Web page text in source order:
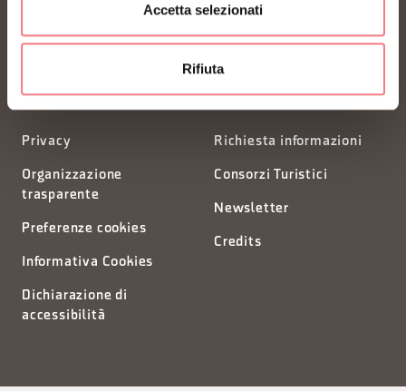
Accetta selezionati
Rifiuta
Privacy
Organizzazione
trasparente
Preferenze cookies
Informativa Cookies
Dichiarazione di
accessibilità
Richiesta informazioni
Consorzi Turistici
Newsletter
Credits